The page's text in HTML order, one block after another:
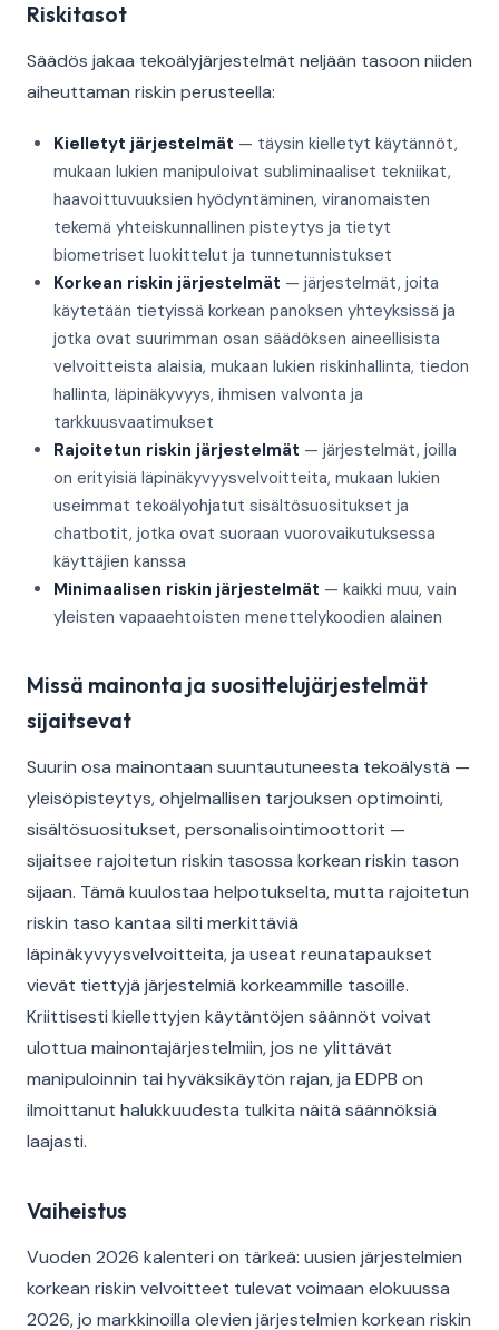
Riskitasot
Säädös jakaa tekoälyjärjestelmät neljään tasoon niiden
aiheuttaman riskin perusteella:
Kielletyt järjestelmät — täysin kielletyt käytännöt,
mukaan lukien manipuloivat subliminaaliset tekniikat,
haavoittuvuuksien hyödyntäminen, viranomaisten
tekemä yhteiskunnallinen pisteytys ja tietyt
biometriset luokittelut ja tunnetunnistukset
Korkean riskin järjestelmät — järjestelmät, joita
käytetään tietyissä korkean panoksen yhteyksissä ja
jotka ovat suurimman osan säädöksen aineellisista
velvoitteista alaisia, mukaan lukien riskinhallinta, tiedon
hallinta, läpinäkyvyys, ihmisen valvonta ja
tarkkuusvaatimukset
Rajoitetun riskin järjestelmät — järjestelmät, joilla
on erityisiä läpinäkyvyysvelvoitteita, mukaan lukien
useimmat tekoälyohjatut sisältösuositukset ja
chatbotit, jotka ovat suoraan vuorovaikutuksessa
käyttäjien kanssa
Minimaalisen riskin järjestelmät — kaikki muu, vain
yleisten vapaaehtoisten menettelykoodien alainen
Missä mainonta ja suosittelujärjestelmät
sijaitsevat
Suurin osa mainontaan suuntautuneesta tekoälystä —
yleisöpisteytys, ohjelmallisen tarjouksen optimointi,
sisältösuositukset, personalisointimoottorit —
sijaitsee rajoitetun riskin tasossa korkean riskin tason
sijaan. Tämä kuulostaa helpotukselta, mutta rajoitetun
riskin taso kantaa silti merkittäviä
läpinäkyvyysvelvoitteita, ja useat reunatapaukset
vievät tiettyjä järjestelmiä korkeammille tasoille.
Kriittisesti kiellettyjen käytäntöjen säännöt voivat
ulottua mainontajärjestelmiin, jos ne ylittävät
manipuloinnin tai hyväksikäytön rajan, ja EDPB on
ilmoittanut halukkuudesta tulkita näitä säännöksiä
laajasti.
Vaiheistus
Vuoden 2026 kalenteri on tärkeä: uusien järjestelmien
korkean riskin velvoitteet tulevat voimaan elokuussa
2026, jo markkinoilla olevien järjestelmien korkean riskin